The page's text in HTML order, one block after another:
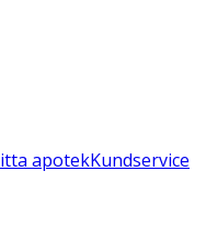
apotekKundservice